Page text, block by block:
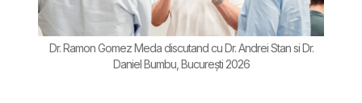
Dr. Ramon Gomez Meda discutand cu Dr. Andrei Stan si Dr.
Daniel Bumbu, București 2026